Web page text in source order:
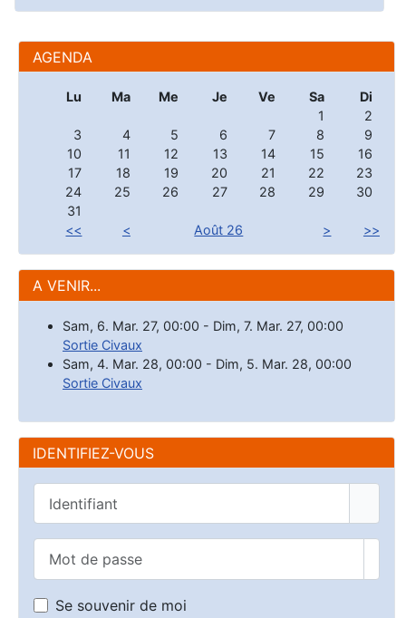
AGENDA
Lu Ma Me Je Ve Sa
Di
1
2
3
4 5 6 7 8
9
10
11 12 13 14 15
16
17
18 19 20 21 22
23
24
25 26 27 28 29
30
31
<<
< Août 26 > >>
A VENIR...
Sam, 6. Mar. 27, 00:00 - Dim, 7. Mar. 27, 00:00
Sortie Civaux
Sam, 4. Mar. 28, 00:00 - Dim, 5. Mar. 28, 00:00
Sortie Civaux
IDENTIFIEZ-VOUS
Se souvenir de moi